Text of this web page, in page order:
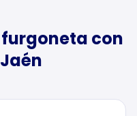
furgoneta con
Jaén